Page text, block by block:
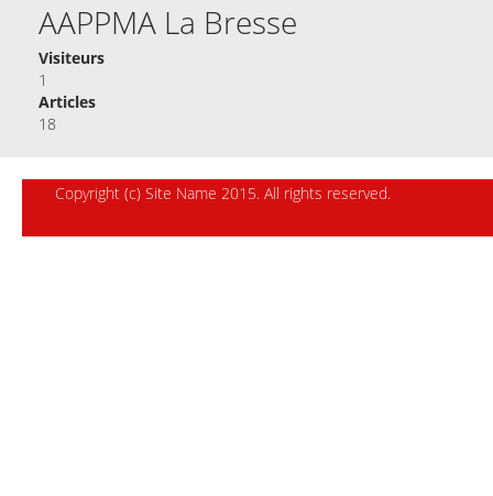
AAPPMA La Bresse
Visiteurs
1
Articles
18
Copyright (c) Site Name 2015. All rights reserved.